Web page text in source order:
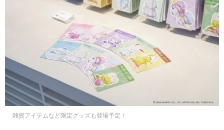
雑貨アイテムなど限定グッズも登場予定！